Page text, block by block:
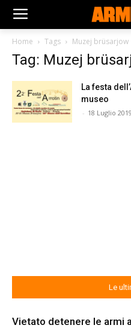
Home Tags Muzej brüsarjow
Tag: Muzej
La festa
museo
- 18 Luglio 2019
Le
Vietato detenere le armi